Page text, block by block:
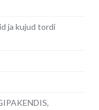
ja kujud tordi